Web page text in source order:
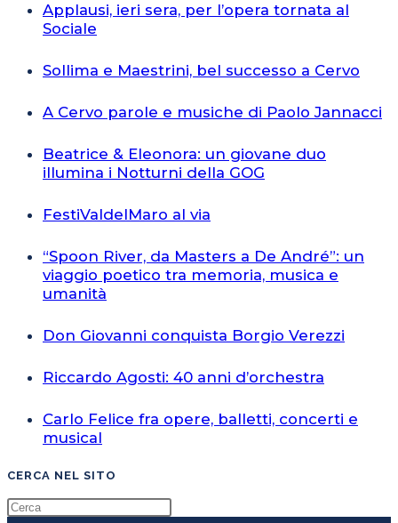
Applausi, ieri sera, per l’opera tornata al
Sociale
Sollima e Maestrini, bel successo a Cervo
A Cervo parole e musiche di Paolo Jannacci
Beatrice & Eleonora: un giovane duo
illumina i Notturni della GOG
FestiValdelMaro al via
“Spoon River, da Masters a De André”: un
viaggio poetico tra memoria, musica e
umanità
Don Giovanni conquista Borgio Verezzi
Riccardo Agosti: 40 anni d’orchestra
Carlo Felice fra opere, balletti, concerti e
musical
CERCA NEL SITO